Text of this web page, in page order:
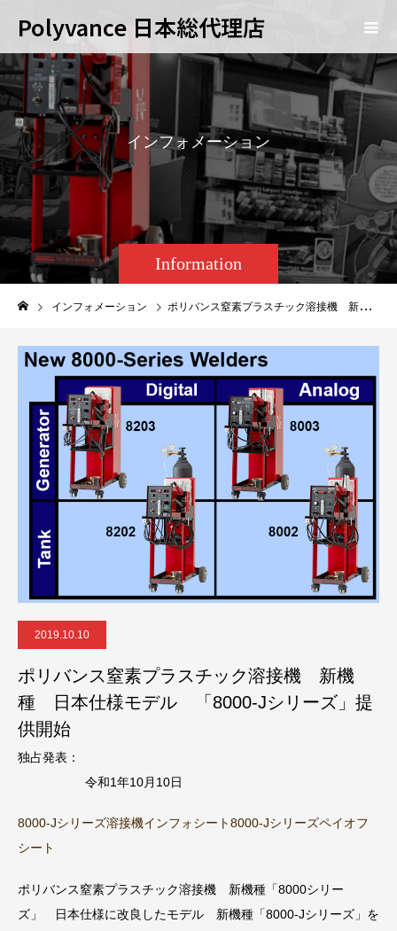
Polyvance 日本総代理店
Information
イ ンフォ メーション
インフォメーション ポリバンス窒素プラスチック溶接機 新機種 日本仕様モデル 「8000-Jシリーズ」提供開始
2019.10.10
ポリバンス窒素プラスチック溶接機 新機
種 日本仕様モデル 「8000-Jシリーズ」提
供開始
独占発表：
令和1年10月10日
8000-Jシリーズ溶接機インフォシート8000-Jシリーズペイオフ
シート
ポリバンス窒素プラスチック溶接機 新機種「8000シリー
ズ」 日本仕様に改良したモデル 新機種「8000-Jシリーズ」を